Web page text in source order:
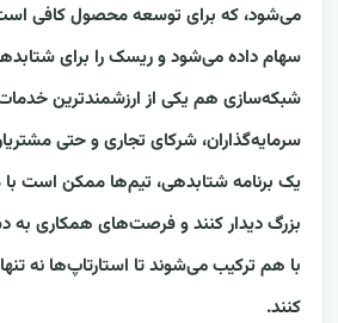
می‌شود، که برای توسعه محصول کافی
سهام داده می‌شود و ریسک را برای
شبکه‌سازی هم یکی از ارزشمندترین
سرمایه‌گذاران، شرکای تجاری و حتی
یک برنامه شتابدهی، تیم‌ها ممکن است
بزرگ دیدار کنند و فرصت‌های همکاری به
با هم ترکیب می‌شوند تا استارتاپ‌ها نه
کنند.